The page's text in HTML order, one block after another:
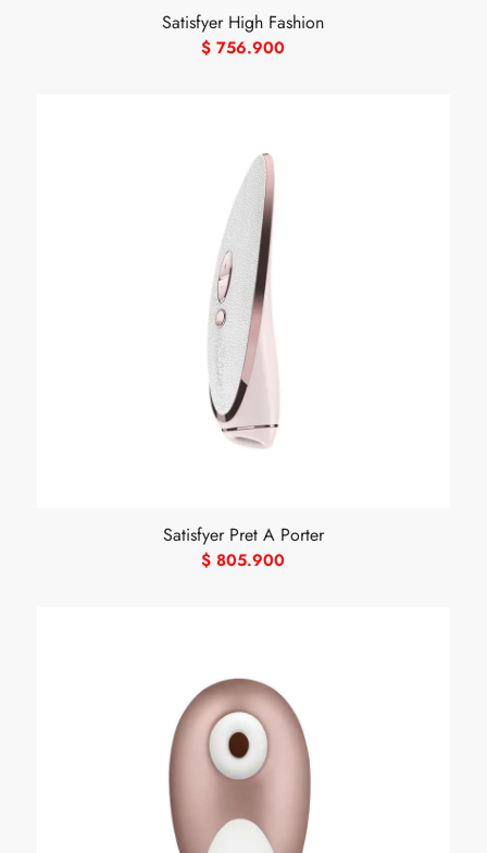
Satisfyer High Fashion
$ 756.900
Satisfyer Pret A Porter
$ 805.900